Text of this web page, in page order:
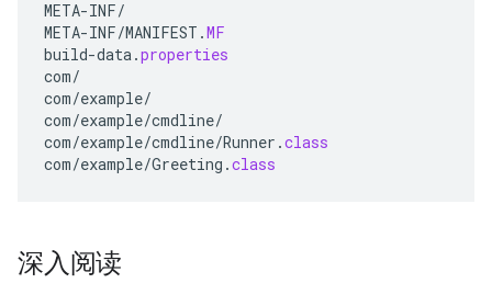
META-INF/
META-INF/MANIFEST .MF
build-data.properties
com/
com/example/
com/example/cmdline/
com/example/cmdline/Runner .class
com/example/Greeting .class
深入阅读